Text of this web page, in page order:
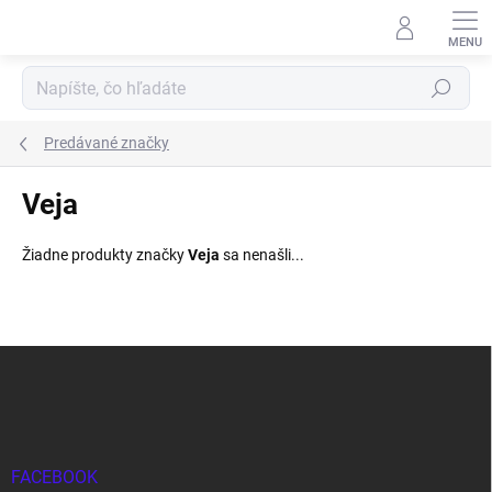
Hľadať
Predávané značky
Veja
Žiadne produkty značkyVeja sa nenašli...
FACEBOOK